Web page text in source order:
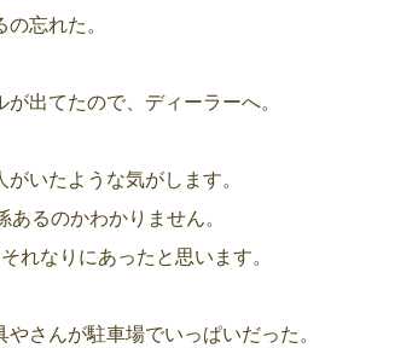
忘れた。
出てたので、ディーラーへ。
いたような気がします。
るのかわかりません。
れなりにあったと思います。
さんが駐車場でいっぱいだった。